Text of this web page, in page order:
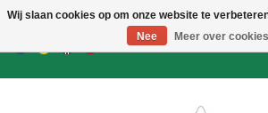
EUR/GBP/CHF
Wij slaan cookies op om onze website te
Nee
Meer over